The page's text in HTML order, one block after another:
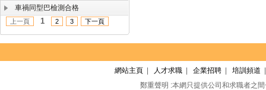
車禍同型巴檢測合格
上一頁 1 2 3 下一頁
網站主頁 人才求職 企業招聘 培訓頻道
鄭重聲明 :本網只提供公司和求職者之